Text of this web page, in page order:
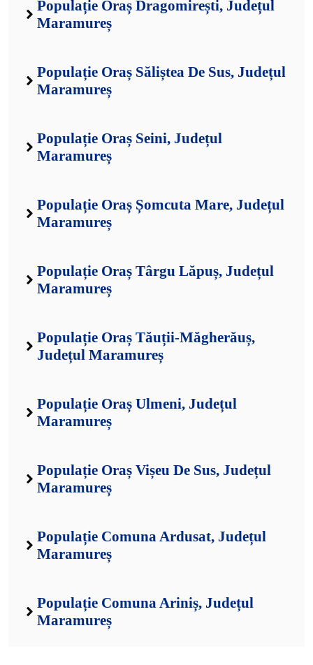
Populație Oraș Dragomirești, Județul
Maramureș
Populație Oraș Săliștea De Sus, Județul
Maramureș
Populație Oraș Seini, Județul
Maramureș
Populație Oraș Șomcuta Mare, Județul
Maramureș
Populație Oraș Târgu Lăpuș, Județul
Maramureș
Populație Oraș Tăuții-Măgherăuș,
Județul Maramureș
Populație Oraș Ulmeni, Județul
Maramureș
Populație Oraș Vișeu De Sus, Județul
Maramureș
Populație Comuna Ardusat, Județul
Maramureș
Populație Comuna Ariniș, Județul
Maramureș